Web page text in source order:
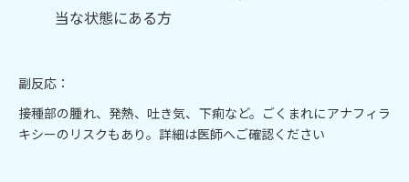
当な状態にある方
副反応：
接種部の腫れ、発熱、吐き気、下痢など。ごくまれにアナフィラ
キシーのリスクもあり。詳細は医師へご確認ください